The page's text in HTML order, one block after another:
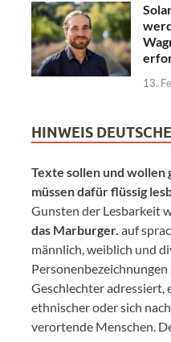
13.
HINWEIS
Texte sollen und wollen
müssen dafür flüssig
Gunsten der Lesbarkeit
das Marburger. auf
männlich, weiblich und
Geschlechter adressiert,
ethnischer oder sich
verortende Menschen.